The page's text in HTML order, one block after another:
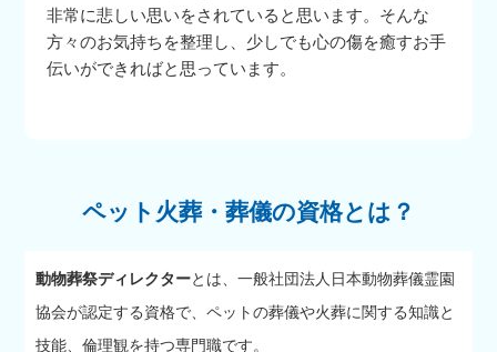
非常に悲しい思いをされていると思います。そんな
方々のお気持ちを整理し、少しでも心の傷を癒すお手
伝いができればと思っています。
ペット火葬・葬儀の資格とは？
動物葬祭ディレクターとは、一般社団法人日本動物葬儀霊園
協会が認定する資格で、ペットの葬儀や火葬に関する知識と
技能、倫理観を持つ専門職です。